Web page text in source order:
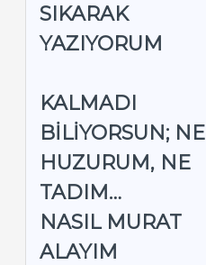
SIKARAK
YAZIYORUM
KALMADI
BILIYORSUN; NE
HUZURUM, NE
TADIM…
NASIL MURAT
ALAYIM